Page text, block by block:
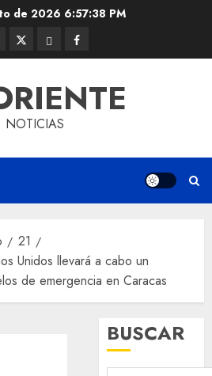
de 2026 6:57:39 PM
Twitter
(X)
ThreadsFacebook
NOTICIAS
21
Unidos llevará a cabo un
de emergencia en Caracas
BUSCAR